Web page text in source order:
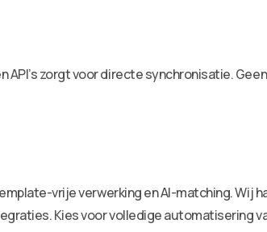
zorgt voor directe synchronisatie.
vrije verwerking en AI-matching. Wij
Kies voor volledige automatisering